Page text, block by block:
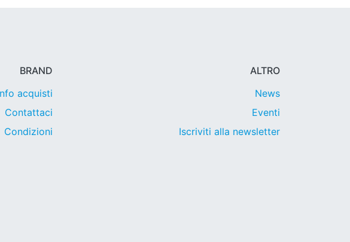
BRAND
acquisti
Contattaci
Condizioni
ALTRO
News
Eventi
Iscriviti alla newsletter